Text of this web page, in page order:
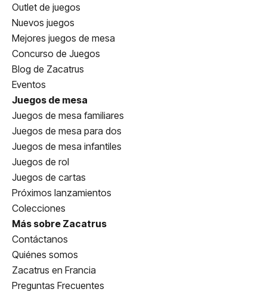
Outlet de juegos
Nuevos juegos
Mejores juegos de mesa
Concurso de Juegos
Blog de Zacatrus
Eventos
Juegos de mesa
Juegos de mesa familiares
Juegos de mesa para dos
Juegos de mesa infantiles
Juegos de rol
Juegos de cartas
Próximos lanzamientos
Colecciones
Más sobre Zacatrus
Contáctanos
Quiénes somos
Zacatrus en Francia
Preguntas Frecuentes